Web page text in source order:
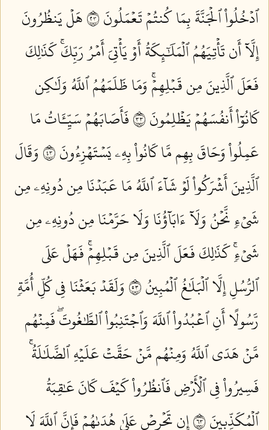
ٱدۡخُلُواْ ٱلۡجَنَّةَ بِمَا كُنتُمۡ تَعۡمَلُونَ ٣٢
هَلۡ يَنظُرُونَ
إِلَّآ أَن تَأۡتِيَهُمُ ٱلۡمَلَٰٓئِكَةُ أَوۡ يَأۡتِيَ أَمۡرُ رَبِّكَۚ كَذَٰلِكَ
فَعَلَ ٱلَّذِينَ مِن قَبۡلِهِمۡۚ وَمَا ظَلَمَهُمُ ٱللَّهُ وَلَٰكِن
كَانُوٓاْ أَنفُسَهُمۡ يَظۡلِمُونَ ٣٣
فَأَصَابَهُمۡ سَيِّـَٔاتُ مَا
عَمِلُواْ وَحَاقَ بِهِم مَّا كَانُواْ بِهِۦ يَسۡتَهۡزِءُونَ ٣٤
وَقَالَ
ٱلَّذِينَ أَشۡرَكُواْ لَوۡ شَآءَ ٱللَّهُ مَا عَبَدۡنَا مِن دُونِهِۦ مِن
شَيۡءٖ نَّحۡنُ وَلَآ ءَابَآؤُنَا وَلَا حَرَّمۡنَا مِن دُونِهِۦ مِن
شَيۡءٖۚ كَذَٰلِكَ فَعَلَ ٱلَّذِينَ مِن قَبۡلِهِمۡۚ فَهَلۡ عَلَى
ٱلرُّسُلِ إِلَّا ٱلۡبَلَٰغُ ٱلۡمُبِينُ ٣٥
وَلَقَدۡ بَعَثۡنَا فِي كُلِّ أُمَّةٖ
رَّسُولًا أَنِ ٱعۡبُدُواْ ٱللَّهَ وَٱجۡتَنِبُواْ ٱلطَّٰغُوتَۖ فَمِنۡهُم
مَّنۡ هَدَى ٱللَّهُ وَمِنۡهُم مَّنۡ حَقَّتۡ عَلَيۡهِ ٱلضَّلَٰلَةُۚ
فَسِيرُواْ فِي ٱلۡأَرۡضِ فَٱنظُرُواْ كَيۡفَ كَانَ عَٰقِبَةُ
ٱلۡمُكَذِّبِينَ ٣٦
إِن تَحۡرِصۡ عَلَىٰ هُدَىٰهُمۡ فَإِنَّ ٱللَّهَ لَا